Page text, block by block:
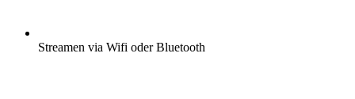
Streamen via Wifi oder Bluetooth